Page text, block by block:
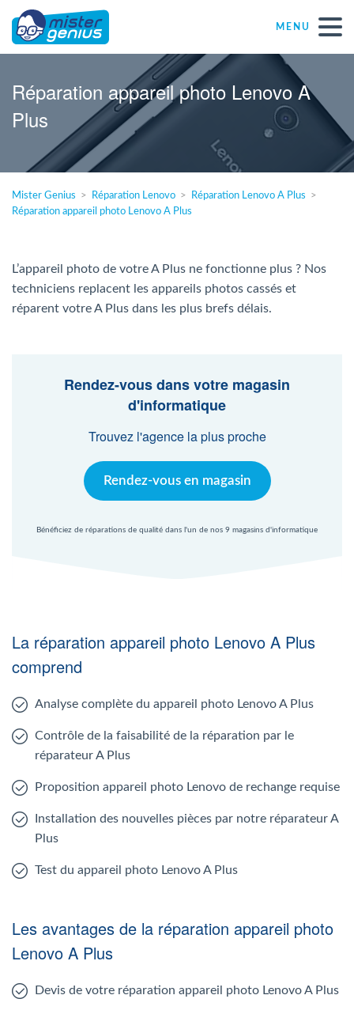
MENU
Réparations – Dépannages
Magasins informatiques toutes marques
Particulier
PME
ASBL
Agent Mac
Réparation appareil photo Lenovo A
Plus
Mister Genius Réparation Lenovo
Réparation Lenovo A Plus
Réparation appareil photo Lenovo A Plus
L’appareil photo de votre A Plus ne fonctionne plus ? Nos
techniciens replacent les appareils photos cassés et
réparent votre A Plus dans les plus brefs délais.
Rendez-vous dans votre magasin
d'informatique
Trouvez l'agence la plus proche
Rendez-vous en magasin
Bénéficiez de réparations de qualité dans l'un de nos 9 magasins d'informatique
La réparation appareil photo Lenovo A Plus
comprend
Analyse complète du appareil photo Lenovo A Plus
Contrôle de la faisabilité de la réparation par le
réparateur A Plus
Proposition appareil photo Lenovo de rechange requise
Installation des nouvelles pièces par notre réparateur A
Plus
Test du appareil photo Lenovo A Plus
Les avantages de la réparation appareil photo
Lenovo A Plus
Devis de votre réparation appareil photo Lenovo A Plus